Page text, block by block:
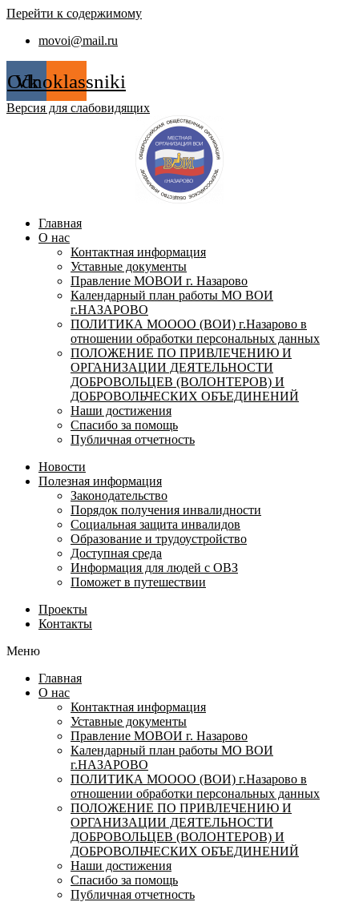
Перейти к содержимому
movoi@mail.ru
Vk
Odnoklassniki
Версия для слабовидящих
Главная
О нас
Контактная информация
Уставные документы
Правление МОВОИ г. Назарово
Календарный план работы МО ВОИ
г.НАЗАРОВО
ПОЛИТИКА МОООО (ВОИ) г.Назарово в
отношении обработки персональных данных
ПОЛОЖЕНИЕ ПО ПРИВЛЕЧЕНИЮ И
ОРГАНИЗАЦИИ ДЕЯТЕЛЬНОСТИ
ДОБРОВОЛЬЦЕВ (ВОЛОНТЕРОВ) И
ДОБРОВОЛЬЧЕСКИХ ОБЪЕДИНЕНИЙ
Наши достижения
Спасибо за помощь
Публичная отчетность
Новости
Полезная информация
Законодательство
Порядок получения инвалидности
Социальная защита инвалидов
Образование и трудоустройство
Доступная среда
Информация для людей с ОВЗ
Поможет в путешествии
Проекты
Контакты
Меню
Главная
О нас
Контактная информация
Уставные документы
Правление МОВОИ г. Назарово
Календарный план работы МО ВОИ
г.НАЗАРОВО
ПОЛИТИКА МОООО (ВОИ) г.Назарово в
отношении обработки персональных данных
ПОЛОЖЕНИЕ ПО ПРИВЛЕЧЕНИЮ И
ОРГАНИЗАЦИИ ДЕЯТЕЛЬНОСТИ
ДОБРОВОЛЬЦЕВ (ВОЛОНТЕРОВ) И
ДОБРОВОЛЬЧЕСКИХ ОБЪЕДИНЕНИЙ
Наши достижения
Спасибо за помощь
Публичная отчетность